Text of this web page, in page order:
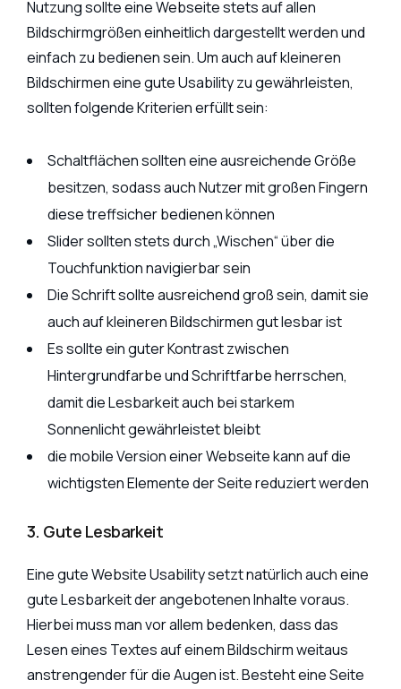
Nutzung sollte eine Webseite stets auf allen
Bildschirmgrößen einheitlich dargestellt werden und
einfach zu bedienen sein. Um auch auf kleineren
Bildschirmen eine gute Usability zu gewährleisten,
sollten folgende Kriterien erfüllt sein:
Schaltflächen sollten eine ausreichende Größe
besitzen, sodass auch Nutzer mit großen Fingern
diese treffsicher bedienen können
Slider sollten stets durch „Wischen“ über die
Touchfunktion navigierbar sein
Die Schrift sollte ausreichend groß sein, damit sie
auch auf kleineren Bildschirmen gut lesbar ist
Es sollte ein guter Kontrast zwischen
Hintergrundfarbe und Schriftfarbe herrschen,
damit die Lesbarkeit auch bei starkem
Sonnenlicht gewährleistet bleibt
die mobile Version einer Webseite kann auf die
wichtigsten Elemente der Seite reduziert werden
3. Gute Lesbarkeit
Eine gute Website Usability setzt natürlich auch eine
gute Lesbarkeit der angebotenen Inhalte voraus.
Hierbei muss man vor allem bedenken, dass das
Lesen eines Textes auf einem Bildschirm weitaus
anstrengender für die Augen ist. Besteht eine Seite